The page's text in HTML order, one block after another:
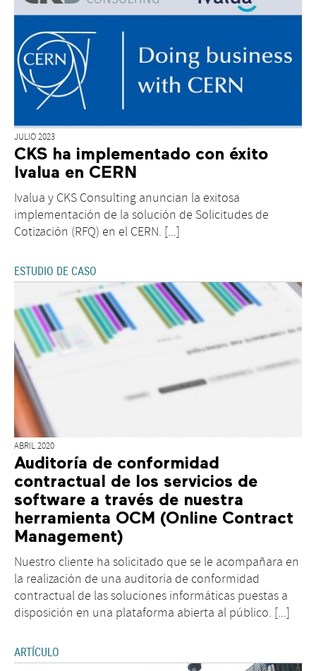
JULIO 2023
CKS ha implementado con éxito
Ivalua en CERN
Ivalua y CKS Consulting anuncian la exitosa
implementación de la solución de Solicitudes de
Cotización (RFQ) en el CERN. [...]
ESTUDIO DE CASO
ABRIL 2020
Auditoría de conformidad
contractual de los servicios de
software a través de nuestra
herramienta OCM (Online Contract
Management)
Nuestro cliente ha solicitado que se le acompañara en
la realización de una auditoría de conformidad
contractual de las soluciones informáticas puestas a
disposición en una plataforma abierta al público. [...]
ARTÍCULO